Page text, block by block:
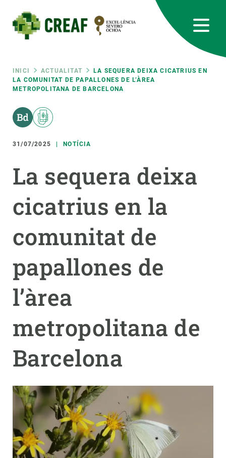
contingut
Fil
d'ariadna
INICI ACTUALITAT
LA SEQUERA DEIXA CICATRIUS EN
LA COMUNITAT DE PAPALLONES DE L’ÀREA
METROPOLITANA DE BARCELONA
31/07/2025 NOTÍCIA
La sequera deixa
cicatrius en la
comunitat de
papallones de
l’àrea
metropolitana de
Barcelona
RRSS
Featured
responsive
Responsive
menu
RECERCA
CIÈNCIA EN ACCIÓ
NOTÍCIES I AGENDA